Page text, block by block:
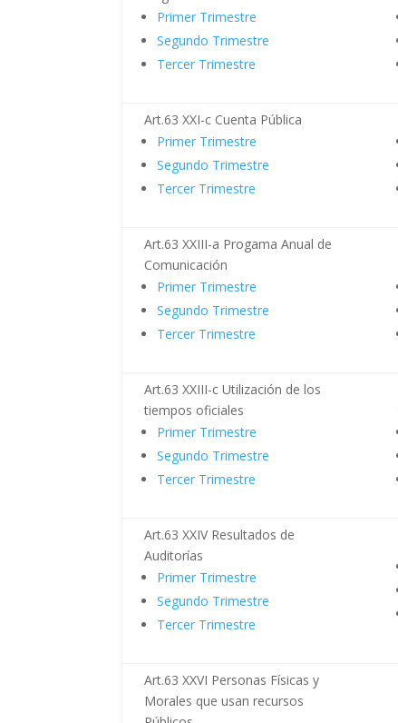
Primer Trimestre
Segundo Trimestre
Tercer Trimestre
Art.63 XXI-c Cuenta Pública
Primer Trimestre
Segundo Trimestre
Tercer Trimestre
Art.63 XXIII-a Progama Anual de
Comunicación
Primer Trimestre
Segundo Trimestre
Tercer Trimestre
Art.63 XXIII-c Utilización de los
tiempos oficiales
Primer Trimestre
Segundo Trimestre
Tercer Trimestre
Art.63 XXIV Resultados de
Auditorías
Primer Trimestre
Segundo Trimestre
Tercer Trimestre
Art.63 XXVI Personas Físicas y
Morales que usan recursos